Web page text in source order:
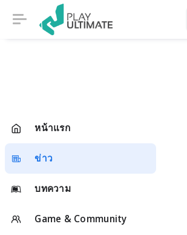
หน้าแรก
ข่าว
บทความ
Game & Community